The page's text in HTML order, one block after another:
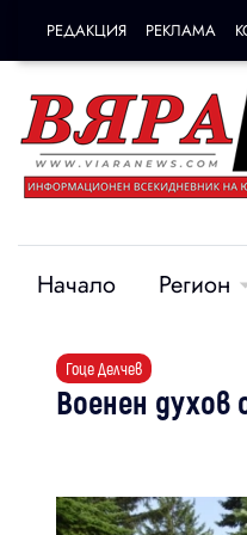
РЕДАКЦИЯ РЕКЛАМА
Начало Регион
Гоце Делчев
Военен духов